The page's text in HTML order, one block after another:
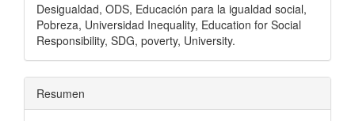
Desigualdad, ODS, Educación para la igualdad social,
Pobreza, Universidad Inequality, Education for Social
Responsibility, SDG, poverty, University.
Resumen